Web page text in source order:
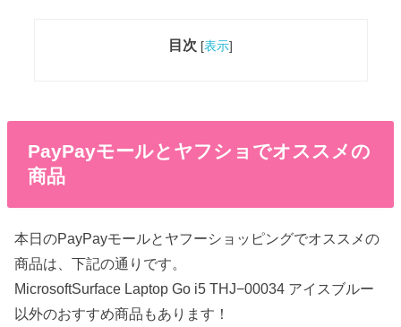
目次 [表示]
PayPayモールとヤフショでオススメの
商品
本日のPayPayモールとヤフーショッピングでオススメの
商品は、下記の通りです。
MicrosoftSurface Laptop Go i5 THJ−00034 アイスブルー
以外のおすすめ商品もあります！